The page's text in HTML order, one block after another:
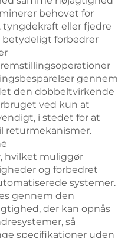
behovet for
eller fjedre
forbedrer
gennem
den dobbeltvirkende
ved kun at
i stedet for at
returmekanismer.
hvilket muliggør
og forbedret
systemer.
gennem den
der kan opnås
så
specifikationer uden